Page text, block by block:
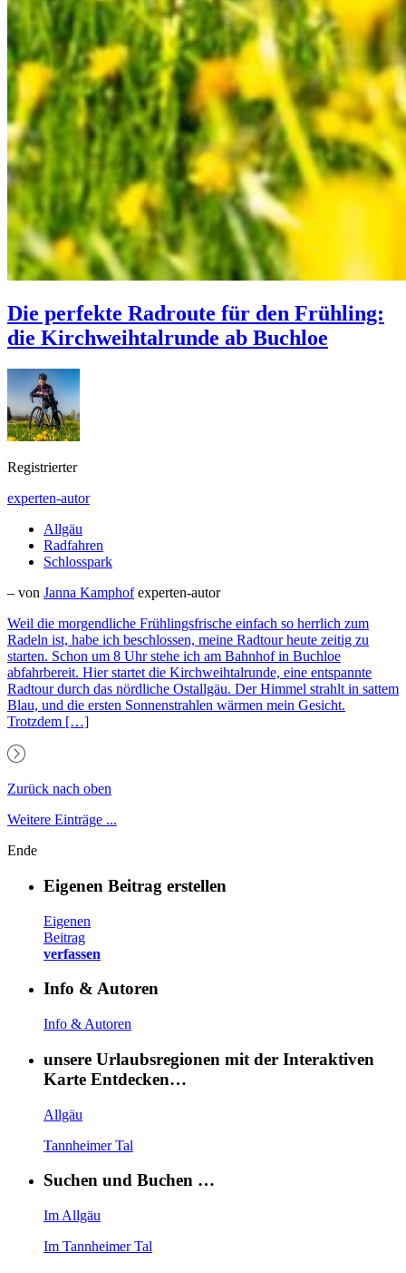
Die perfekte Radroute für den Frühling:
die Kirchweihtalrunde ab Buchloe
Registrierter
experten-autor
Allgäu
Radfahren
Schlosspark
– von Janna Kamphof experten-autor
Weil die morgendliche Frühlingsfrische einfach so herrlich zum
Radeln ist, habe ich beschlossen, meine Radtour heute zeitig zu
starten. Schon um 8 Uhr stehe ich am Bahnhof in Buchloe
abfahrbereit. Hier startet die Kirchweihtalrunde, eine entspannte
Radtour durch das nördliche Ostallgäu. Der Himmel strahlt in sattem
Blau, und die ersten Sonnenstrahlen wärmen mein Gesicht.
Trotzdem […]
Zurück nach oben
Weitere Einträge ...
Ende
Eigenen Beitrag erstellen
Eigenen
Beitrag
verfassen
Info & Autoren
Info & Autoren
unsere Urlaubsregionen mit der Interaktiven
Karte Entdecken…
Allgäu
Tannheimer Tal
Suchen und Buchen …
Im Allgäu
Im Tannheimer Tal